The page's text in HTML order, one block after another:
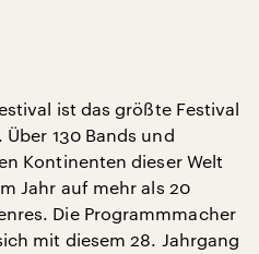
ist das größte Festival
130 Bands und
Kontinenten dieser Welt
Jahr auf mehr als 20
Die Programmmacher
mit diesem 28. Jahrgang